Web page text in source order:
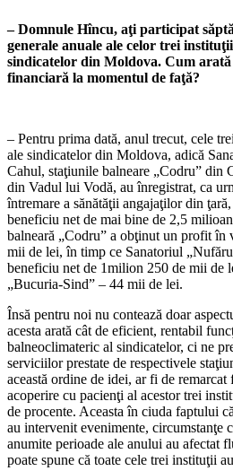
– Domnule Hîncu, aţi participat
gene­rale anuale ale celor trei
sindicatelor din Moldova. Cum arată
financiară la momentul de faţă?
– Pentru prima dată, anul trecut, cele
ale sindicate­lor din Moldova, adică
Cahul, staţiunile balneare „Codru” din
din Vadul lui Vodă, au înregistrat, ca
întremare a sănătăţii angaja­ţilor din
bene­ficiu net de mai bine de 2,5
balneară „Codru” a obţinut un profit în
mii de lei, în timp ce Sanatoriul
beneficiu net de 1milion 250 de mii de
„Bucu­ria-Sind” – 44 mii de lei.
Însă pentru noi nu contează doar
acesta arată cât de eficient, rentabil
balneoclimateric al sindicatelor, ci ne
serviciilor prestate de respectivele
această ordine de idei, ar fi de
aco­perire cu pacienţi al acestor trei
de procente. Aceasta în ciuda faptului
au intervenit evenimente, circumstanţe
anumite peri­oade ale anului au afectat
poate spune că toate cele trei in­stituţii